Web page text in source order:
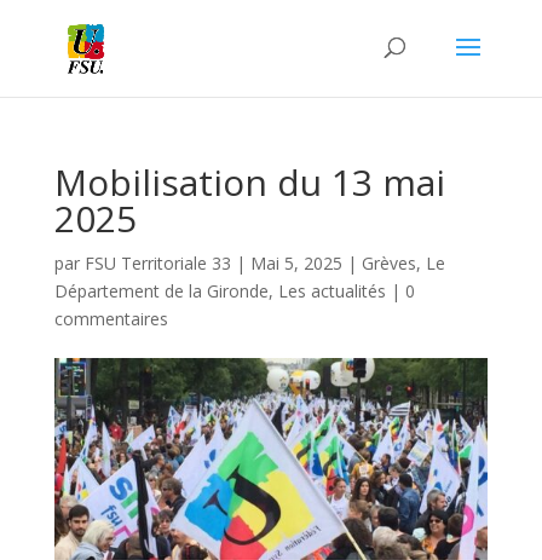
Mobilisation du 13 mai
2025
par FSU Territoriale 33 | Mai 5, 2025 | Grèves, Le
Département de la Gironde, Les actualités | 0
commentaires